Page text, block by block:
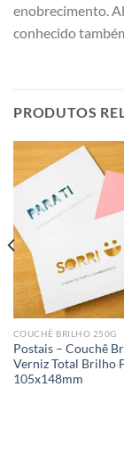
enobrecimento.
conhecido
PRODUTOS
COUCHÊ BRILHO 250G
Postais – Couchê
Verniz Total Brilho
105x148mm